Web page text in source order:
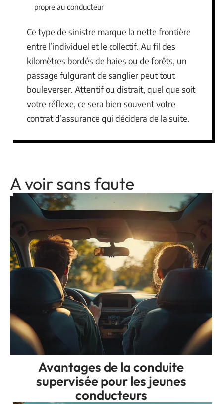
propre au conducteur
Ce type de sinistre marque la nette frontière
entre l’individuel et le collectif. Au fil des
kilomètres bordés de haies ou de forêts, un
passage fulgurant de sanglier peut tout
bouleverser. Attentif ou distrait, quel que soit
votre réflexe, ce sera bien souvent votre
contrat d’assurance qui décidera de la suite.
A voir sans faute
Avantages de la conduite
supervisée pour les jeunes
conducteurs